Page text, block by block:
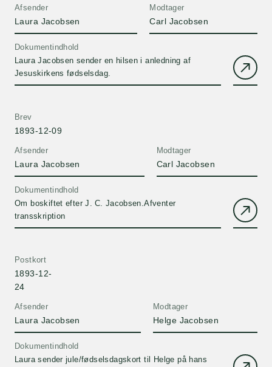
Afsender
Laura Jacobsen
Modtager
Carl Jacobsen
Dokumentindhold
Laura Jacobsen sender en hilsen i anledning af
Jesuskirkens fødselsdag.
Afsender
Laura Jacobsen
Brev
1893-12-09
Modtager
Carl Jacobsen
Dokumentindhold
Om boskiftet efter J. C. Jacobsen.Afventer
transskription
Afsender
Laura Jacobsen
Postkort
1893-12-
24
Modtager
Helge Jacobsen
Dokumentindhold
Laura sender jule/fødselsdagskort til Helge på hans